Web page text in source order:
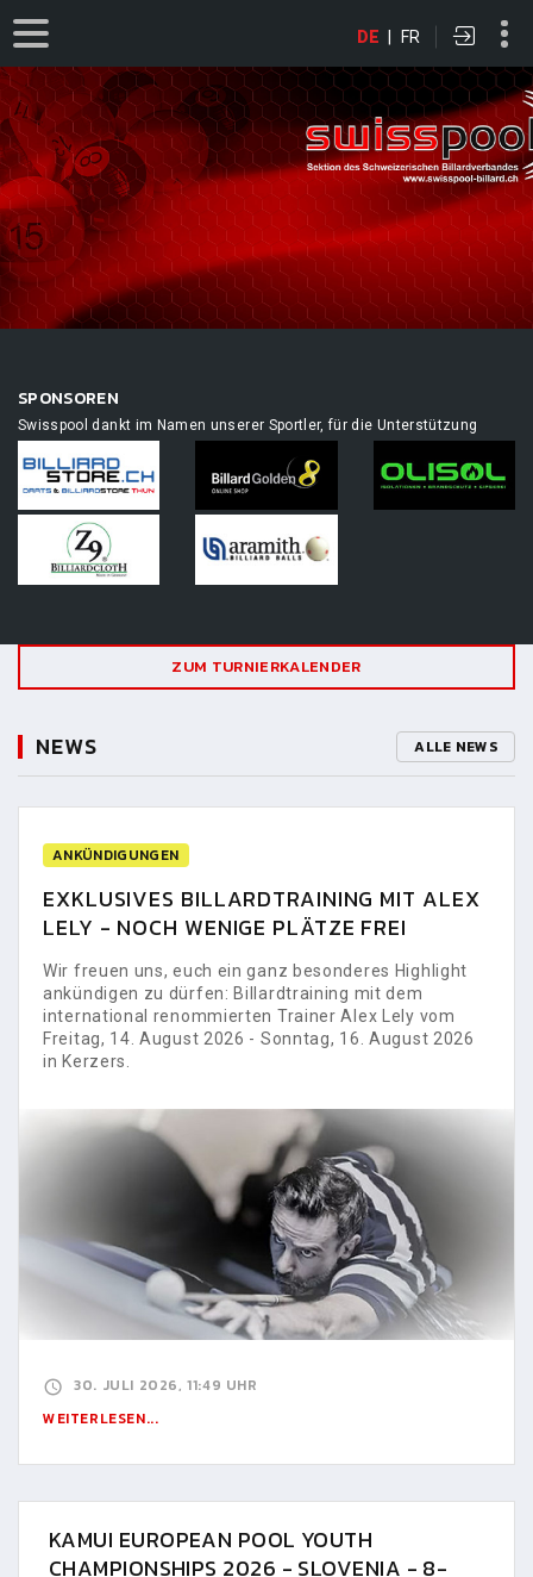
DE | FR
SPONSOREN
Swisspool dankt im Namen unserer Sportler, für die Unterstützung
ZUM TURNIERKALENDER
NEWS ALLE NEWS
ANKÜNDIGUNGEN
EXKLUSIVES BILLARDTRAINING MIT ALEX
LELY - NOCH WENIGE PLÄTZE FREI
Wir freuen uns, euch ein ganz besonderes Highlight
ankündigen zu dürfen: Billardtraining mit dem
international renommierten Trainer Alex Lely vom
Freitag, 14. August 2026 - Sonntag, 16. August 2026
in Kerzers.
30. JULI 2026, 11:49 UHR
WEITERLESEN...
KAMUI EUROPEAN POOL YOUTH
CHAMPIONSHIPS 2026 - SLOVENIA - 8-